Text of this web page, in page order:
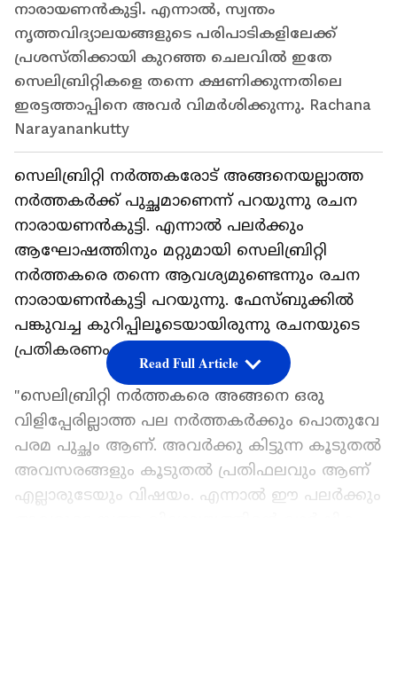
നാരായണൻകുട്ടി. എന്നാൽ, സ്വന്തം
നൃത്തവിദ്യാലയങ്ങളുടെ പരിപാടികളിലേക്ക്
പ്രശസ്തിക്കായി കുറഞ്ഞ ചെലവിൽ ഇതേ
സെലിബ്രിറ്റികളെ തന്നെ ക്ഷണിക്കുന്നതിലെ
ഇരട്ടത്താപ്പിനെ അവർ വിമർശിക്കുന്നു. Rachana
Narayanankutty
സെലിബ്രിറ്റി നർത്തകരോട് അങ്ങനെയല്ലാത്ത
നർത്തകർക്ക് പുച്ഛമാണെന്ന് പറയുന്നു രചന
നാരായണൻകുട്ടി. എന്നാൽ പലർക്കും
ആഘോഷത്തിനും മറ്റുമായി സെലിബ്രിറ്റി
നർത്തകരെ തന്നെ ആവശ്യമുണ്ടെന്നും രചന
നാരായണൻകുട്ടി പറയുന്നു. ഫേസ്‌ബുക്കിൽ
പങ്കുവച്ച കുറിപ്പിലൂടെയായിരുന്നു രചനയുടെ
പ്രതികരണം.
"സെലിബ്രിറ്റി നർത്തകരെ അങ്ങനെ ഒരു
വിളിപ്പേരില്ലാത്ത പല നർത്തകർക്കും പൊതുവേ
പരമ പുച്ഛം ആണ്. അവർക്കു കിട്ടുന്ന കൂടുതൽ
അവസരങ്ങളും കൂടുതൽ പ്രതിഫലവും ആണ്
എല്ലാരുടേയും വിഷയം. എന്നാൽ ഈ പലർക്കും
Read Full Article